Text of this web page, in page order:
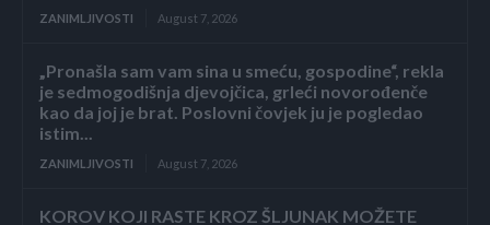
ZANIMLJIVOSTI August 7, 2026
„Pronašla sam vam sina u smeću, gospodine“, rekla
je sedmogodišnja djevojčica, grleći novorođenče
kao da joj je brat. Poslovni čovjek ju je pogledao
istim...
ZANIMLJIVOSTI August 7, 2026
KOROV KOJI RASTE KROZ ŠLJUNAK MOŽETE